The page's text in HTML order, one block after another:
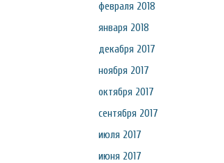
февраля 2018
января 2018
декабря 2017
ноября 2017
октября 2017
сентября 2017
июля 2017
июня 2017